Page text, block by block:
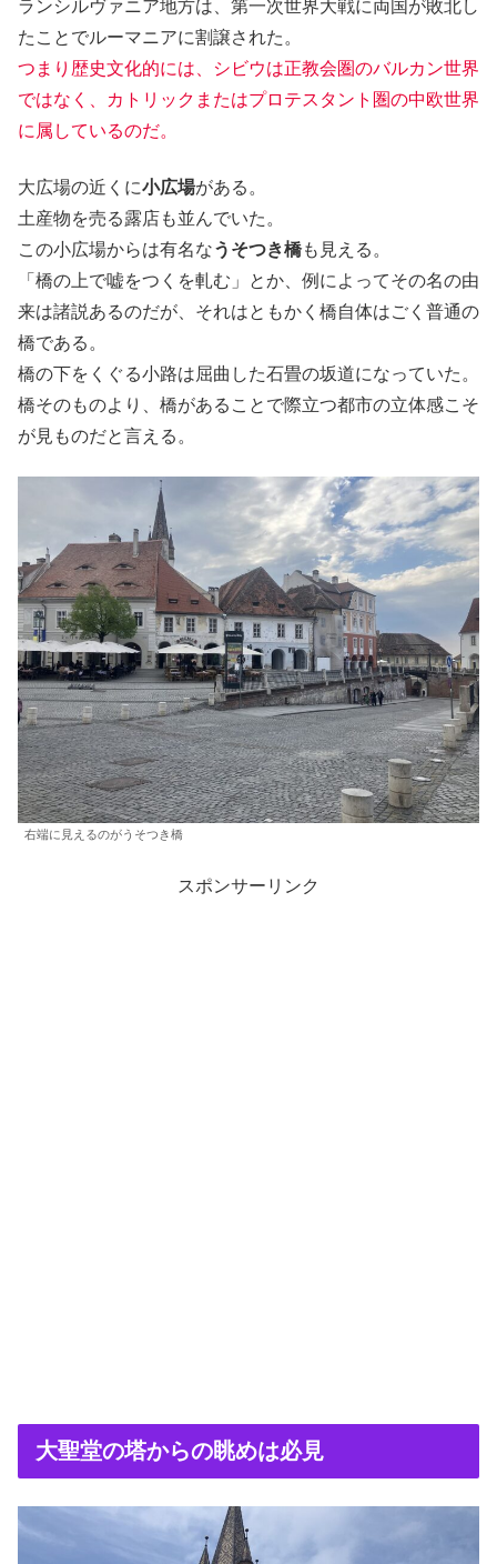
ランシルヴァニア地方は、第一次世界大戦に両国が敗北し
たことでルーマニアに割譲された。
つまり歴史文化的には、シビウは正教会圏のバルカン世界
ではなく、カトリックまたはプロテスタント圏の中欧世界
に属しているのだ。
大広場の近くに小広場がある。
土産物を売る露店も並んでいた。
この小広場からは有名なうそつき橋も見える。
「橋の上で嘘をつくを軋む」とか、例によってその名の由
来は諸説あるのだが、それはともかく橋自体はごく普通の
橋である。
橋の下をくぐる小路は屈曲した石畳の坂道になっていた。
橋そのものより、橋があることで際立つ都市の立体感こそ
が見ものだと言える。
右端に見えるのがうそつき橋
スポンサーリンク
大聖堂の塔からの眺めは必見